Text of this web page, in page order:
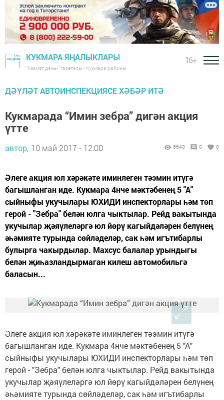
КУКМАРА ЯҢАЛЫКЛАРЫ
"Хезмәт даны" газетасы - Кукмара районы
16+
ДӘҮЛӘТ АВТОИНСПЕКЦИЯСЕ ХӘБӘР ИТӘ
Кукмарада “Имин зебра” дигән акция
үтте
автор, 10 май 2017 - 12:00 5640 0 0
Әлеге акция юл хәрәкәте иминлеген тәэмин итүгә
багышланган иде. Кукмара 4нче мәктәбенең 5 "А"
сыйныфы укучылары ЮХИДИ инспекторлары һәм төп
герой - "Зебра" белән юлга чыктылар. Рейд вакытында
укучылар җәяүлеләргә юл йөрү кагыйдәләрен белүнең
әһәмияте турында сөйләделәр, сак һәм игътибарлы
булырга чакырдылар. Махсус балалар урындыгы
белән җиһазландырмаган килеш автомобильгә
баласын...
Әлеге акция юл хәрәкәте иминлеген тәэмин итүгә
багышланган иде. Кукмара 4нче мәктәбенең 5 "А"
сыйныфы укучылары ЮХИДИ инспекторлары һәм төп
герой - "Зебра" белән юлга чыктылар. Рейд вакытында
укучылар җәяүлеләргә юл йөрү кагыйдәләрен белүнең
әһәмияте турында сөйләделәр, сак һәм игътибарлы